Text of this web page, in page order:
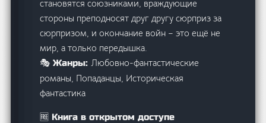
становятся союзниками, враждующие
стороны преподносят друг другу сюрприз за
сюрпризом, и окончание войн – это ещё не
мир, а только передышка.
🎭 Жанры:Любовно-фантастические
романы, Попаданцы, Историческая
фантастика
🆓 Книга в открытом доступе